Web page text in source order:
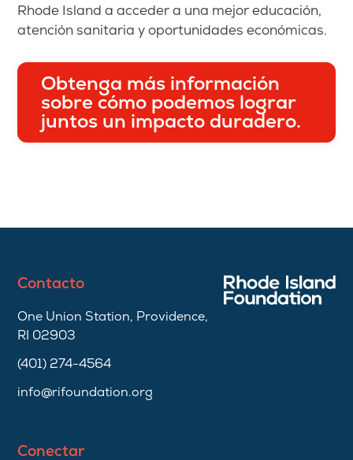
Rhode Island a acceder a una mejor educación,
atención sanitaria y oportunidades económicas.
Obtenga más información
sobre cómo podemos lograr
juntos un impacto duradero.
Contacto
One Union Station, Providence,
RI 02903
(401) 274-4564
info@rifoundation.org
Conectar